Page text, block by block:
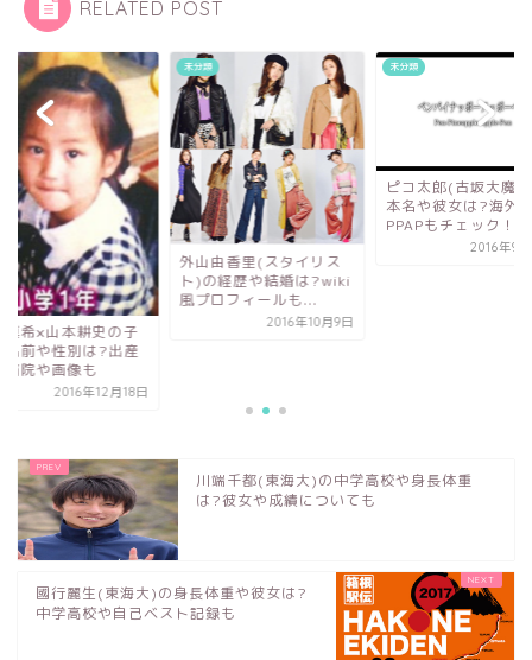
RELATED POST
由香里(スタイリス
経歴や結婚は?wiki
ロフィールも...
未分類
ピコ太郎(古坂大魔王)の
本名や彼女は?海外版の
PPAPもチェック！
2016年9月27日
未分類
川端千都(東海大)の中学高校や身長体重
は?彼女や成績についても
國行麗生(東海大)の身長体重や彼女は?
中学高校や自己ベスト記録も